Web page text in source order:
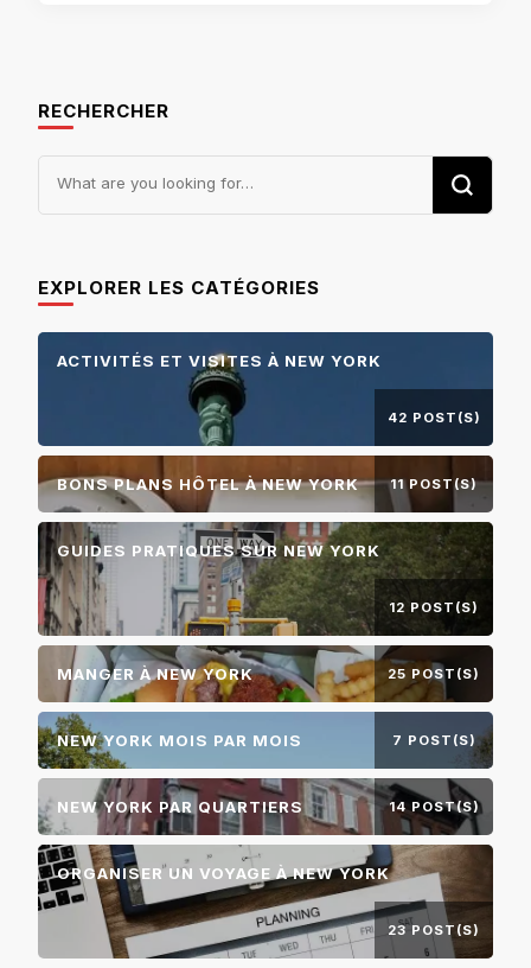
RECHERCHER
EXPLORER LES CATÉGORIES
ACTIVITÉS ET VISITES À NEW YORK
42 POST(S)
BONS PLANS HÔTEL À NEW YORK 11 POST(S)
GUIDES PRATIQUES SUR NEW YORK
12 POST(S)
MANGER À NEW YORK 25 POST(S)
NEW YORK MOIS PAR MOIS 7 POST(S)
NEW YORK PAR QUARTIERS 14 POST(S)
ORGANISER UN VOYAGE À NEW YORK
23 POST(S)